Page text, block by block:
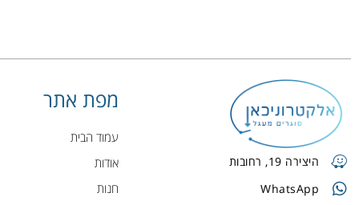
היצירה 19, רחובות
WhatsApp
מפת אתר
עמוד הבית
אודות
חנות